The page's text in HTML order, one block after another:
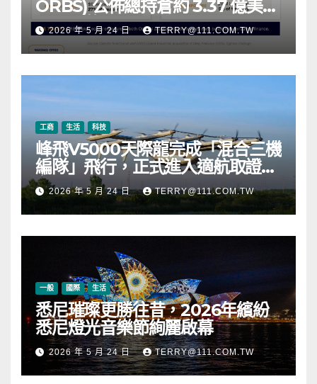
ORBS) 公佈總持倉約 3.37 億美
元，涵蓋 OpenAI、Beast
Industries、超過 11,000 枚以太
幣 (ETH) 及逾 2.83 億枚 WLD 代
幣
2026 年 5 月 24 日 TERRY@111.COM.TW
工商 生活 科技
峰飛V5000天際龍完成「混合三機
編隊」飛行，正式進入適航取證階
段2026 年 5 月 24 日 TERRY@111.COM.TW
一般 國際 生活
悉尼璀璨更勝往昔，2026年繽紛
悉尼燈光音樂節絢麗啟幕
2026 年 5 月 24 日 TERRY@111.COM.TW